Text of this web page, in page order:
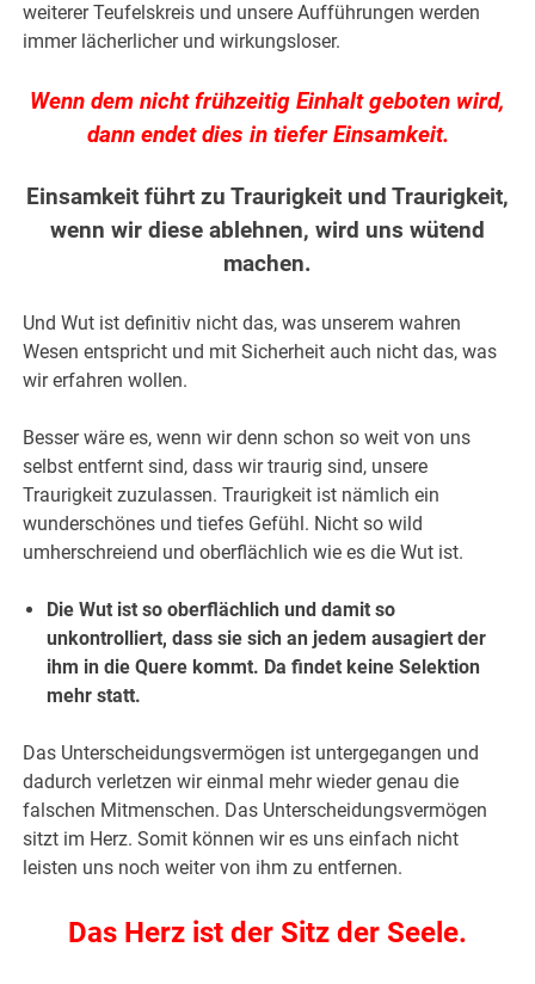
weiterer Teufelskreis und unsere Aufführungen werden
immer lächerlicher und wirkungsloser.
Wenn dem nicht frühzeitig Einhalt geboten wird,
dann endet dies in tiefer Einsamkeit.
Einsamkeit führt zu Traurigkeit und Traurigkeit,
wenn wir diese ablehnen, wird uns wütend
machen.
Und Wut ist definitiv nicht das, was unserem wahren
Wesen entspricht und mit Sicherheit auch nicht das, was
wir erfahren wollen.
Besser wäre es, wenn wir denn schon so weit von uns
selbst entfernt sind, dass wir traurig sind, unsere
Traurigkeit zuzulassen. Traurigkeit ist nämlich ein
wunderschönes und tiefes Gefühl. Nicht so wild
umherschreiend und oberflächlich wie es die Wut ist.
Die Wut ist so oberflächlich und damit so
unkontrolliert, dass sie sich an jedem ausagiert der
ihm in die Quere kommt. Da findet keine Selektion
mehr statt.
Das Unterscheidungsvermögen ist untergegangen und
dadurch verletzen wir einmal mehr wieder genau die
falschen Mitmenschen. Das Unterscheidungsvermögen
sitzt im Herz. Somit können wir es uns einfach nicht
leisten uns noch weiter von ihm zu entfernen.
Das Herz ist der Sitz der Seele.